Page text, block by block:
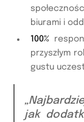
biurami i
100%
przyszłym
gustu
jak